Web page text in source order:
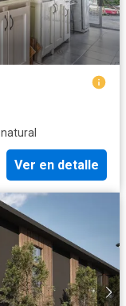
Ver en detalle